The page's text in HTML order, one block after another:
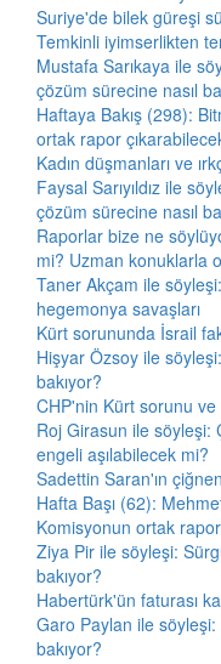
Suriye'de bilek güreşi
Temkinli iyimserlikten
Mustafa Sarıkaya ile
çözüm sürecine nasıl
Haftaya Bakış (298):
ortak rapor
Kadın düşmanları ve
Faysal Sarıyıldız ile
çözüm sürecine nasıl
Raporlar bize ne
mi? Uzman konuklarla
Taner Akçam ile
hegemonya savaşları
Kürt sorununda İsrail
Hişyar Özsoy ile
bakıyor?
CHP'nin Kürt sorunu ve
Roj Girasun ile söyleşi:
engeli aşılabilecek mi?
Sadettin Saran'ın
Hafta Başı (62):
Komisyonun ortak
Ziya Pir ile söyleşi:
bakıyor?
Habertürk'ün faturası
Garo Paylan ile
bakıyor?